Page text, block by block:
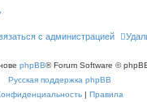
с администрацией
phpBB® Forum Software ©
Русская поддержка phpBB
| Правила